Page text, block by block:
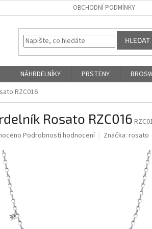
OBCHODNÍ PODMÍNKY
HLEDAT
NÁHRDELNÍKY PRSTENY
RZC016
Rosato RZC016
Podrobnosti hodnocení Značka: rosato